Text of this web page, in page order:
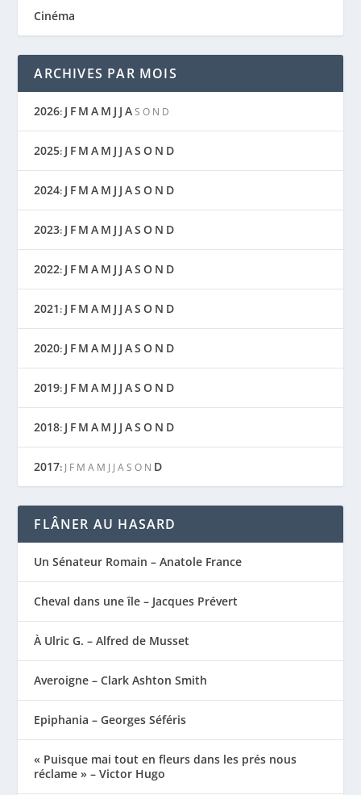
Cinéma
ARCHIVES PAR MOIS
2026: J F M A M J J A S O N D
2025: J F M A M J J AS O N D
2024: J F M A M J J AS O N D
2023: J F M A M J J AS O N D
2022: J F M A M J J AS O N D
2021: J F M A M J J AS O N D
2020: J F M A M J J AS O N D
2019: J F M A M J J AS O N D
2018: J F M A M J J AS O N D
2017: J F M A M J J A S O N D
FLÂNER AU HASARD
Un Sénateur Romain – Anatole France
Cheval dans une île – Jacques Prévert
À Ulric G. – Alfred de Musset
Averoigne – Clark Ashton Smith
Epiphania – Georges Séféris
« Puisque mai tout en fleurs dans les prés nous
réclame » – Victor Hugo